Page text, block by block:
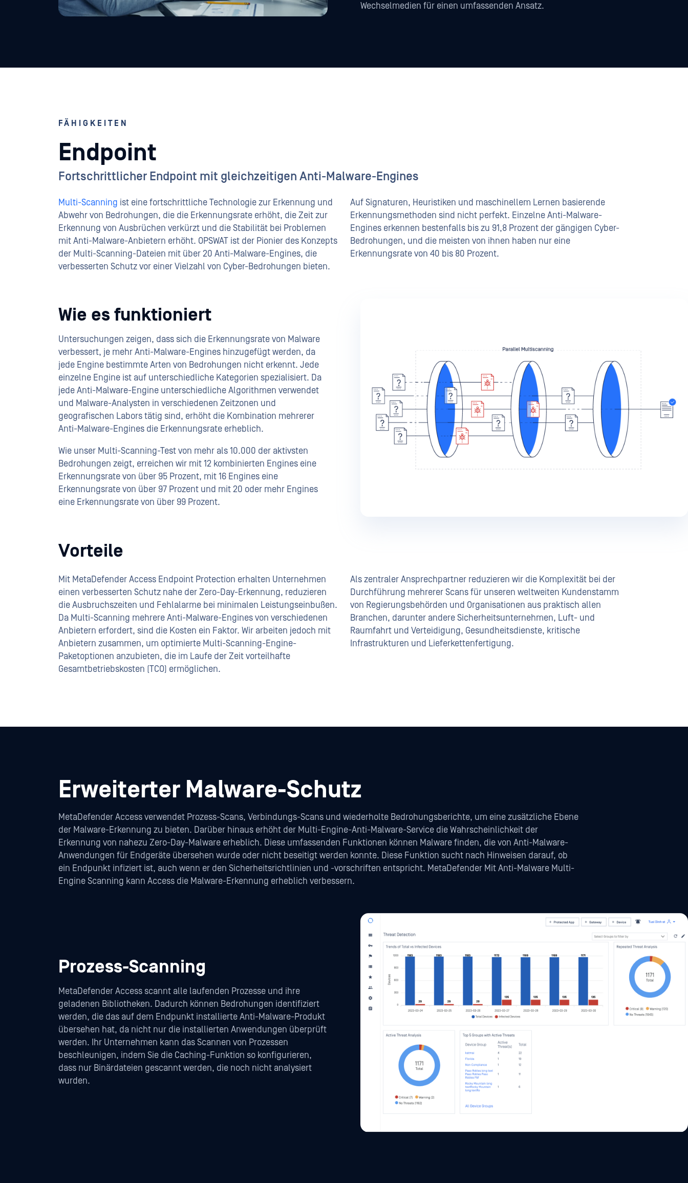
Wechselmedien für einen umfassenden Ansatz.
FÄHIGKEITEN
Endpoint
Fortschrittlicher Endpoint mit gleichzeitigen Anti-Malware-Engines
Multi-Scanning ist eine fortschrittliche Technologie zur Erkennung und
Abwehr von Bedrohungen, die die Erkennungsrate erhöht, die Zeit zur
Erkennung von Ausbrüchen verkürzt und die Stabilität bei Problemen
mit Anti-Malware-Anbietern erhöht. OPSWAT ist der Pionier des Konzepts
der Multi-Scanning-Dateien mit über 20 Anti-Malware-Engines, die
verbesserten Schutz vor einer Vielzahl von Cyber-Bedrohungen bieten.
Auf Signaturen, Heuristiken und maschinellem Lernen basierende
Erkennungsmethoden sind nicht perfekt. Einzelne Anti-Malware-
Engines erkennen bestenfalls bis zu 91,8 Prozent der gängigen Cyber-
Bedrohungen, und die meisten von ihnen haben nur eine
Erkennungsrate von 40 bis 80 Prozent.
Wie es funktioniert
Untersuchungen zeigen, dass sich die Erkennungsrate von Malware
verbessert, je mehr Anti-Malware-Engines hinzugefügt werden, da
jede Engine bestimmte Arten von Bedrohungen nicht erkennt. Jede
einzelne Engine ist auf unterschiedliche Kategorien spezialisiert. Da
jede Anti-Malware-Engine unterschiedliche Algorithmen verwendet
und Malware-Analysten in verschiedenen Zeitzonen und
geografischen Labors tätig sind, erhöht die Kombination mehrerer
Anti-Malware-Engines die Erkennungsrate erheblich.
Wie unser Multi-Scanning-Test von mehr als 10.000 der aktivsten
Bedrohungen zeigt, erreichen wir mit 12 kombinierten Engines eine
Erkennungsrate von über 95 Prozent, mit 16 Engines eine
Erkennungsrate von über 97 Prozent und mit 20 oder mehr Engines
eine Erkennungsrate von über 99 Prozent.
Vorteile
Mit MetaDefender Access Endpoint Protection erhalten Unternehmen
einen verbesserten Schutz nahe der Zero-Day-Erkennung, reduzieren
die Ausbruchszeiten und Fehlalarme bei minimalen Leistungseinbußen.
Da Multi-Scanning mehrere Anti-Malware-Engines von verschiedenen
Anbietern erfordert, sind die Kosten ein Faktor. Wir arbeiten jedoch mit
Anbietern zusammen, um optimierte Multi-Scanning-Engine-
Paketoptionen anzubieten, die im Laufe der Zeit vorteilhafte
Gesamtbetriebskosten (TCO) ermöglichen.
Als zentraler Ansprechpartner reduzieren wir die Komplexität bei der
Durchführung mehrerer Scans für unseren weltweiten Kundenstamm
von Regierungsbehörden und Organisationen aus praktisch allen
Branchen, darunter andere Sicherheitsunternehmen, Luft- und
Raumfahrt und Verteidigung, Gesundheitsdienste, kritische
Infrastrukturen und Lieferkettenfertigung.
Erweiterter Malware-Schutz
MetaDefender Access verwendet Prozess-Scans, Verbindungs-Scans und wiederholte Bedrohungsberichte, um eine zusätzliche Ebene
der Malware-Erkennung zu bieten. Darüber hinaus erhöht der Multi-Engine-Anti-Malware-Service die Wahrscheinlichkeit der
Erkennung von nahezu Zero-Day-Malware erheblich. Diese umfassenden Funktionen können Malware finden, die von Anti-Malware-
Anwendungen für Endgeräte übersehen wurde oder nicht beseitigt werden konnte. Diese Funktion sucht nach Hinweisen darauf, ob
ein Endpunkt infiziert ist, auch wenn er den Sicherheitsrichtlinien und -vorschriften entspricht. MetaDefender Mit Anti-Malware Multi-
Engine Scanning kann Access die Malware-Erkennung erheblich verbessern.
Prozess-Scanning
MetaDefender Access scannt alle laufenden Prozesse und ihre
geladenen Bibliotheken. Dadurch können Bedrohungen identifiziert
werden, die das auf dem Endpunkt installierte Anti-Malware-Produkt
übersehen hat, da nicht nur die installierten Anwendungen überprüft
werden. Ihr Unternehmen kann das Scannen von Prozessen
beschleunigen, indem Sie die Caching-Funktion so konfigurieren,
dass nur Binärdateien gescannt werden, die noch nicht analysiert
wurden.